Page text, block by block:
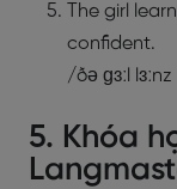
The girl
confident.
/ðə ɡɜːl
5. Khóa